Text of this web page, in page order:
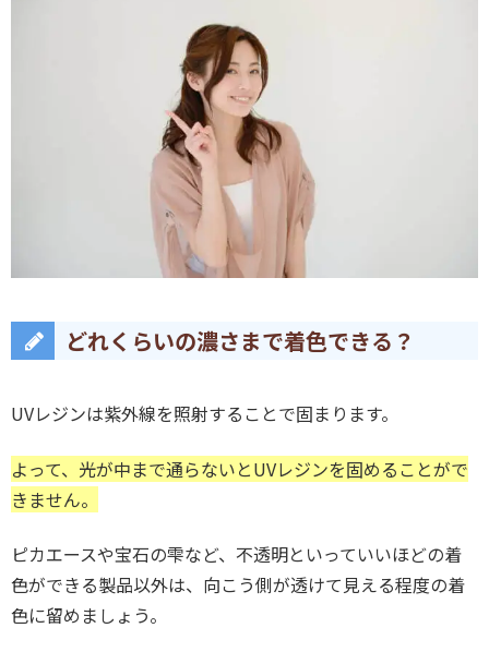
どれくらいの濃さまで着色できる？
UVレジンは紫外線を照射することで固まります。
よって、光が中まで通らないとUVレジンを固めることがで
きません。
ピカエースや宝石の雫など、不透明といっていいほどの着
色ができる製品以外は、向こう側が透けて見える程度の着
色に留めましょう。